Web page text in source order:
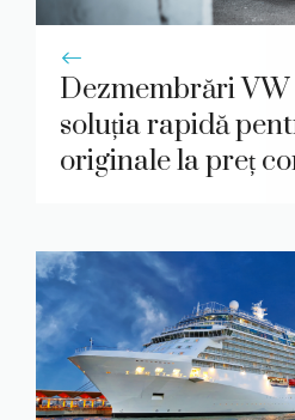
Dezmembrări VW
soluția rapidă
originale la preț